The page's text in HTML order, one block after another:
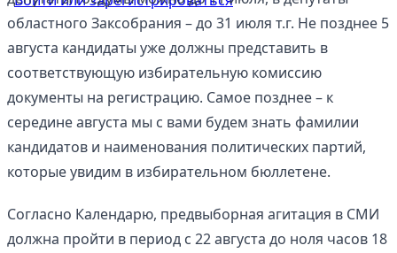
областного Заксобрания – до 31 июля т.г. Не позднее 5
августа кандидаты уже должны представить в
соответствующую избирательную комиссию
документы на регистрацию. Самое позднее – к
середине августа мы с вами будем знать фамилии
кандидатов и наименования политических партий,
которые увидим в избирательном бюллетене.
Согласно Календарю, предвыборная агитация в СМИ
должна пройти в период с 22 августа до ноля часов 18